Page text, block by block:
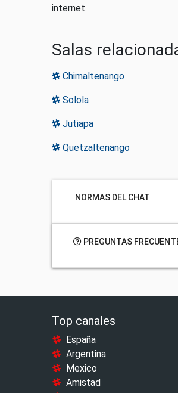
internet.
Salas
Chimaltenango
Solola
Jutiapa
Quetzaltenango
NORMAS DEL CHAT
PREGUNTAS
Top canales
España
Argentina
Mexico
Amistad